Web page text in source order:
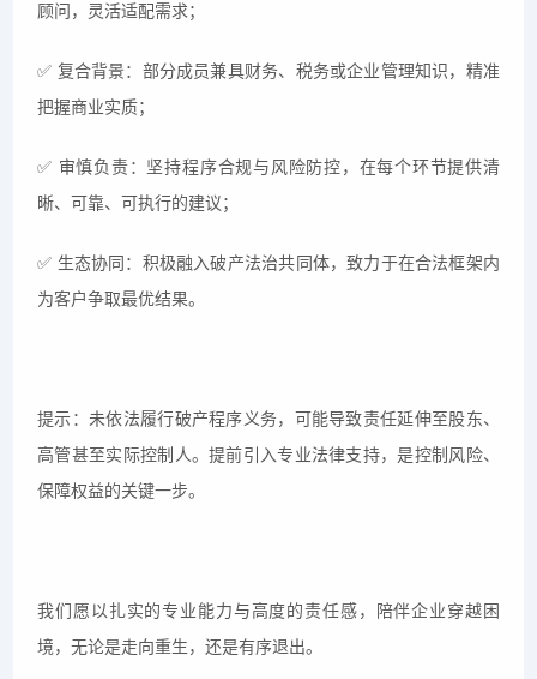
顾问，灵活适配需求；
✅ 复合背景：部分成员兼具财务、税务或企业管理知识，精准
把握商业实质；
✅ 审慎负责：坚持程序合规与风险防控，在每个环节提供清
晰、可靠、可执行的建议；
✅ 生态协同：积极融入破产法治共同体，致力于在合法框架内
为客户争取最优结果。
提示：未依法履行破产程序义务，可能导致责任延伸至股东、
高管甚至实际控制人。提前引入专业法律支持，是控制风险、
保障权益的关键一步。
我们愿以扎实的专业能力与高度的责任感，陪伴企业穿越困
境，无论是走向重生，还是有序退出。